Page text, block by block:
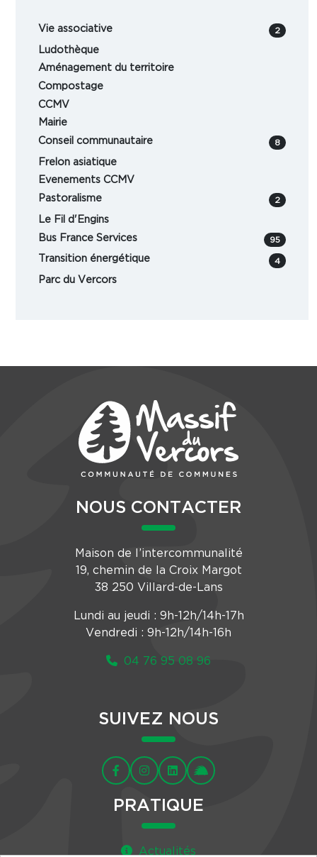
Vie associative 2
Ludothèque
Aménagement du territoire
Compostage
CCMV
Mairie
Conseil communautaire
8
Frelon asiatique
Evenements CCMV
Pastoralisme
2
Le Fil d'Engins
Bus France Services
95
Transition énergétique 4
Parc du Vercors
NOUS CONTACTER
Maison de l’intercommunalité
19, chemin de la Croix Margot
38 250 Villard-de-Lans
Lundi au jeudi : 9h-12h/14h-17h
Vendredi : 9h-12h/14h-16h
04 76 95 08 96
SUIVEZ NOUS
PRATIQUE
Actualités